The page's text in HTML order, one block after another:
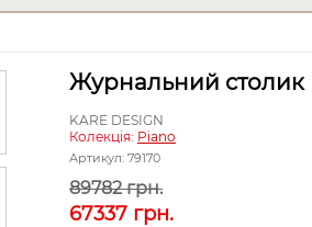
Журнальний столик
KARE DESIGN
Колекція: Piano
Артикул: 79170
89782 грн.
67337 грн.